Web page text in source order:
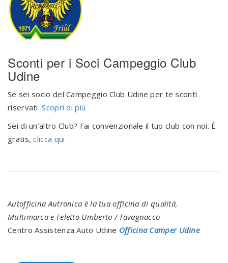
Sconti per i Soci Campeggio Club
Udine
Se sei socio del Campeggio Club Udine per te sconti
riservati.Scopri di più
Sei di un’altro Club? Fai convenzionale il tuo club con noi. È
gratis,clicca qui
Autofficina Autronica è la tua officina di qualità,
Multimarca e Feletto Umberto / Tavagnacco
Centro Assistenza Auto Udine Officina Camper Udine